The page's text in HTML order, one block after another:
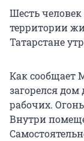
Шесть
территории
Татарстане
Как сообщает
загорелся
рабочих.
Внутри